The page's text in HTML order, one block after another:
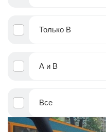
Только В
А и В
Все